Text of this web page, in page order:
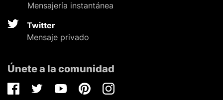
Mensajería instantánea
Twitter
Mensaje privado
Únete a la comunidad
FacebookTwitterYoutubePinterestInstagram